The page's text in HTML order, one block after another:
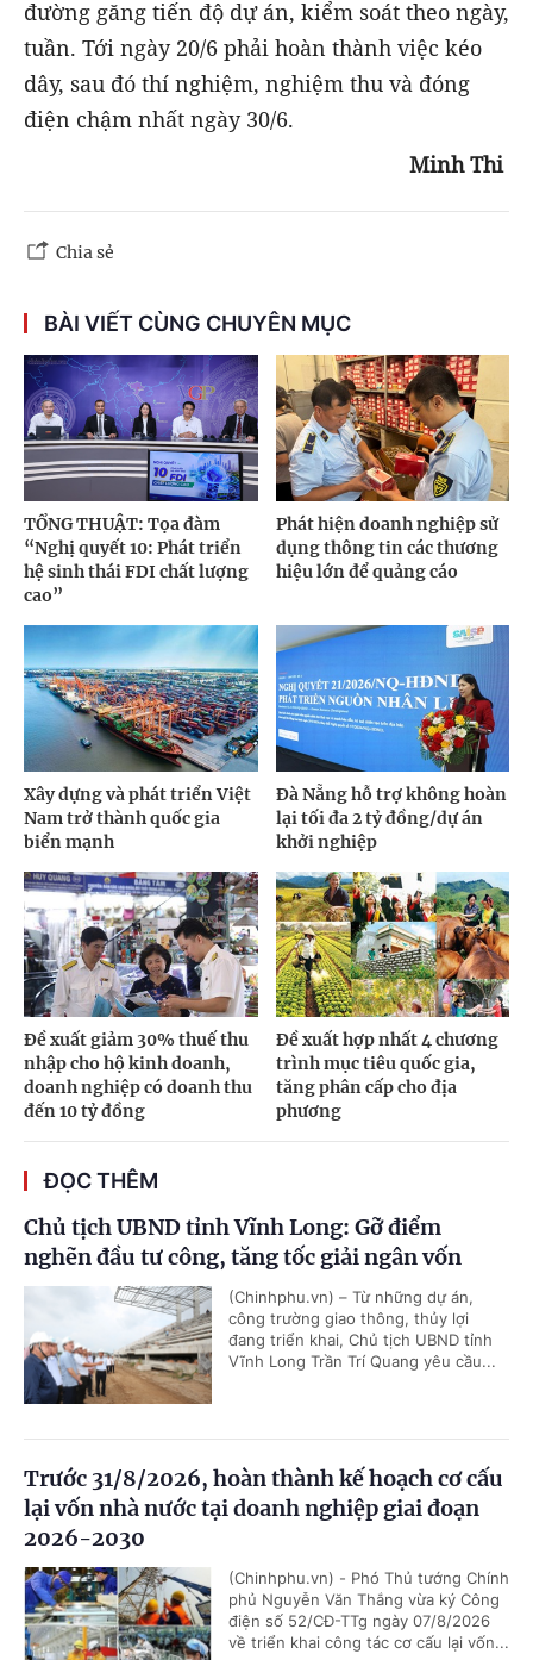
đường găng tiến độ dự án, kiểm soát theo ngày,
tuần. Tới ngày 20/6 phải hoàn thành việc kéo
dây, sau đó thí nghiệm, nghiệm thu và đóng
điện chậm nhất ngày 30/6.
Minh Thi
Chia sẻ
BÀI VIẾT CÙNG CHUYÊN MỤC
TỔNG THUẬT: Tọa đàm
“Nghị quyết 10: Phát triển
hệ sinh thái FDI chất lượng
cao”
Phát hiện doanh nghiệp sử
dụng thông tin các thương
hiệu lớn để quảng cáo
Xây dựng và phát triển Việt
Nam trở thành quốc gia
biển mạnh
Đà Nẵng hỗ trợ không hoàn
lại tối đa 2 tỷ đồng/dự án
khởi nghiệp
Đề xuất giảm 30% thuế thu
nhập cho hộ kinh doanh,
doanh nghiệp có doanh thu
đến 10 tỷ đồng
Đề xuất hợp nhất 4 chương
trình mục tiêu quốc gia,
tăng phân cấp cho địa
phương
ĐỌC THÊM
Chủ tịch UBND tỉnh Vĩnh Long: Gỡ điểm
nghẽn đầu tư công, tăng tốc giải ngân vốn
(Chinhphu.vn) – Từ những dự án,
công trường giao thông, thủy lợi
đang triển khai, Chủ tịch UBND tỉnh
Vĩnh Long Trần Trí Quang yêu cầu...
Trước 31/8/2026, hoàn thành kế hoạch cơ cấu
lại vốn nhà nước tại doanh nghiệp giai đoạn
2026-2030
(Chinhphu.vn) - Phó Thủ tướng Chính
phủ Nguyễn Văn Thắng vừa ký Công
điện số 52/CĐ-TTg ngày 07/8/2026
về triển khai công tác cơ cấu lại vốn...